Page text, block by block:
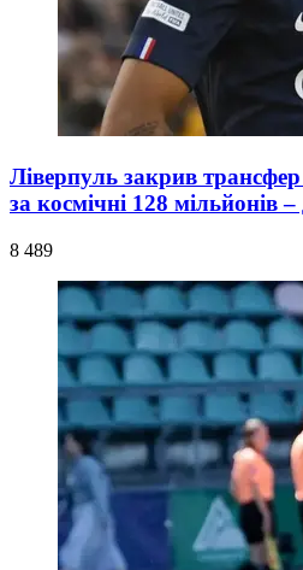
Ліверпуль закрив трансфер
за космічні 128 мільйонів
8 489